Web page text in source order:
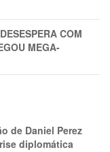
COM
MEGA-
de Daniel Perez
diplomática